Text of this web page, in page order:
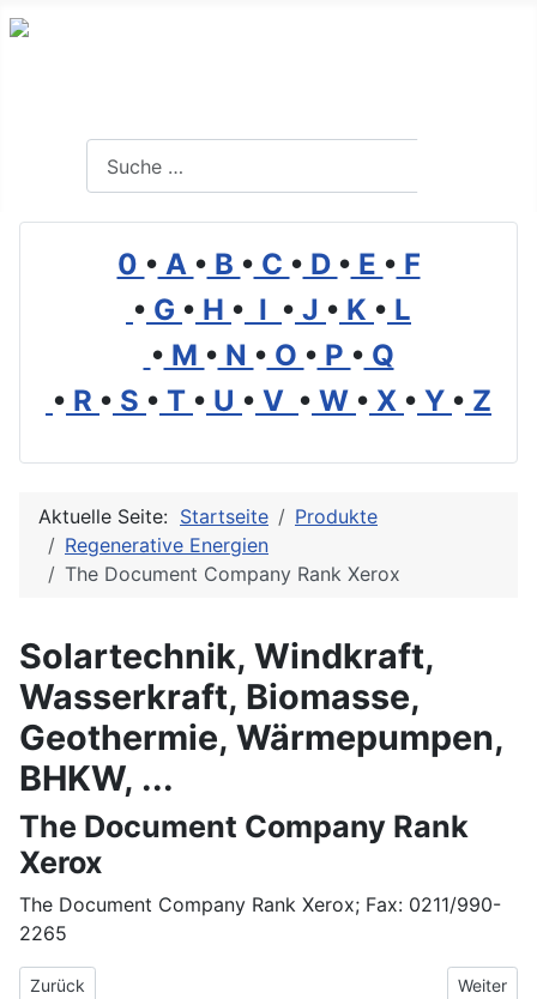
0 • A • B • C • D • E • F
• G • H • I • J • K • L
• M • N • O • P • Q
• R • S • T • U • V • W • X • Y • Z
Aktuelle Seite: Startseite
Produkte
Regenerative Energien
The Document Company Rank Xerox
Solartechnik, Windkraft,
Wasserkraft, Biomasse,
Geothermie, Wärmepumpen,
BHKW, ...
The Document Company Rank
Xerox
The Document Company Rank Xerox; Fax: 0211/990-
2265
Vorheriger Beitrag: Tecoplan Informatik GmbH
Zurück Nächster
Weiter